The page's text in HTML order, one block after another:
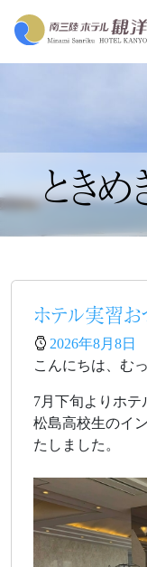
とき
ホテル実習お
2026年8月8日
7月下旬よりホテ
松島高校生のイ
たしました。